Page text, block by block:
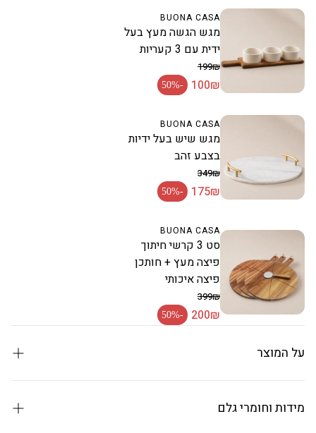
BUONA CASA
מגש הגשה מעץ בעל
ידית עם 3 קעריות
100₪
-50%
מחיר מבצע
מחיר רגיל
199₪
BUONA CASA
מגש שיש בעל ידיות
בצבע זהב
175₪
-50%
מחיר מבצע
מחיר רגיל
349₪
BUONA CASA
סט 3 קרשי חיתוך
פיצה מעץ + חותכן
פיצה איכותי
200₪
-50%
מחיר מבצע
מחיר רגיל
399₪
על המוצר
יציקת אלומיניום רב שכבתית איכותית
מידות וחומרי גלם